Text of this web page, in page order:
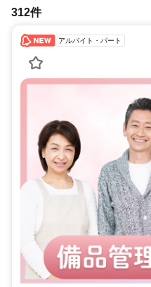
312件
アルバイト・パート